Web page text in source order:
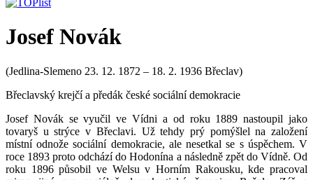
Josef Novák
(Jedlina-Slemeno 23. 12. 1872 – 18. 2. 1936 Břeclav)
Břeclavský krejčí a předák české sociální demokracie
Josef Novák se vyučil ve Vídni a od roku 1889 nastoupil jako
tovaryš u strýce v Břeclavi. Už tehdy prý pomýšlel na založení
místní odnože sociální demokracie, ale nesetkal se s úspěchem. V
roce 1893 proto odchází do Hodonína a následně zpět do Vídně. Od
roku 1896 působil ve Welsu v Horním Rakousku, kde pracoval